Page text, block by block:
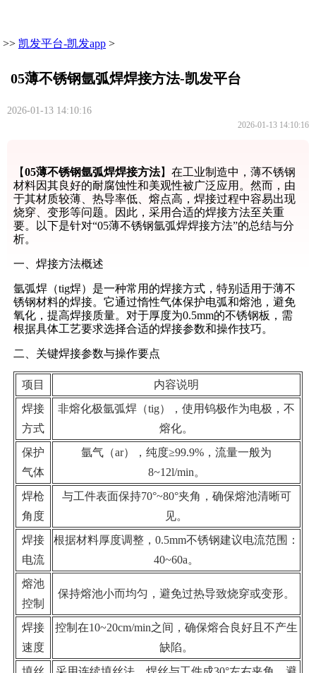
>> 凯发平台-凯发app >
05薄不锈钢氩弧焊焊接方法-凯发平台
2026-01-13 14:10:16
2026-01-13 14:10:16
【05薄不锈钢氩弧焊焊接方法】在工业制造中，薄不锈钢
材料因其良好的耐腐蚀性和美观性被广泛应用。然而，由
于其材质较薄、热导率低、熔点高，焊接过程中容易出现
烧穿、变形等问题。因此，采用合适的焊接方法至关重
要。以下是针对“05薄不锈钢氩弧焊焊接方法”的总结与分
析。
一、焊接方法概述
氩弧焊（tig焊）是一种常用的焊接方式，特别适用于薄不
锈钢材料的焊接。它通过惰性气体保护电弧和熔池，避免
氧化，提高焊接质量。对于厚度为0.5mm的不锈钢板，需
根据具体工艺要求选择合适的焊接参数和操作技巧。
二、关键焊接参数与操作要点
项目
内容说明
焊接
方式
非熔化极氩弧焊（tig），使用钨极作为电极，不
熔化。
保护
气体
氩气（ar），纯度≥99.9%，流量一般为
8~12l/min。
焊枪
角度
与工件表面保持70°~80°夹角，确保熔池清晰可
见。
焊接
电流
根据材料厚度调整，0.5mm不锈钢建议电流范围：
40~60a。
熔池
控制
保持熔池小而均匀，避免过热导致烧穿或变形。
焊接
速度
控制在10~20cm/min之间，确保熔合良好且不产生
缺陷。